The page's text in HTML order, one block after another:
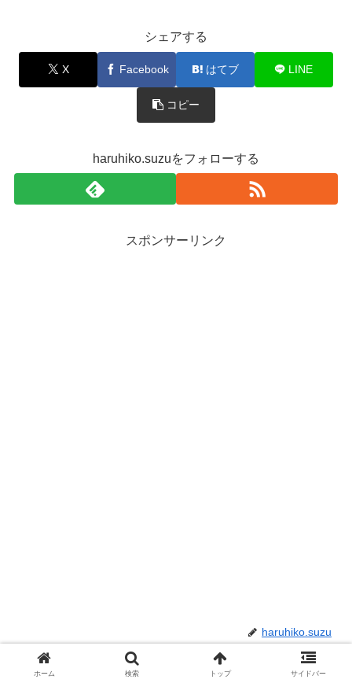
シェアする
X Facebook はてブ LINE
コピー
haruhiko.suzuをフォローする
スポンサーリンク
haruhiko.suzu
ホーム 検索 トップ サイドバー